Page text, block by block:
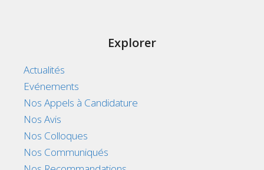
Explorer
Actualités
Evénements
Nos Appels à Candidature
Nos Avis
Nos Colloques
Nos Communiqués